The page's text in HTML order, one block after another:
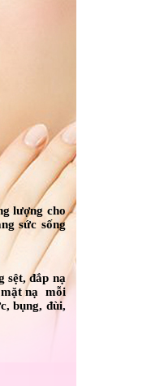
lượng cho
sức sống
sệt, đắp nạ
mặt nạ mỗi
bụng, đùi,